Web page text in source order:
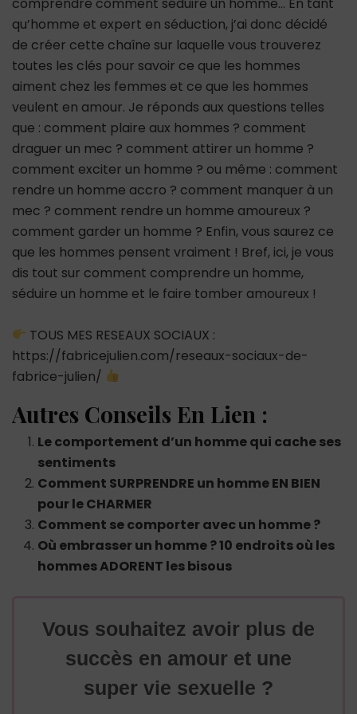
qu’homme et expert en séduction, j’ai donc décidé
de créer cette chaîne sur laquelle vous trouverez
toutes les clés pour savoir ce que les hommes
aiment chez les femmes et ce que les hommes
veulent en amour. Je réponds aux questions telles
que : comment plaire aux hommes ? comment
draguer un mec ? comment attirer un homme ?
comment exciter un homme ? ou même : comment
rendre un homme accro ? comment manquer à un
mec ? comment rendre un homme amoureux ?
comment garder un homme ? Enfin, vous saurez ce
que les hommes pensent vraiment ! Bref, ici, je vous
dis tout sur comment comprendre un homme,
séduire un homme et le faire tomber amoureux !
TOUS MES RESEAUX SOCIAUX :
https://fabricejulien.com/reseaux-sociaux-de-
fabrice-julien/
Autres Conseils En Lien :
Le comportement d’un homme qui cache ses
sentiments
Comment SURPRENDRE un homme EN BIEN
pour le CHARMER
Comment se comporter avec un homme ?
Où embrasser un homme ? 10 endroits où les
hommes ADORENT les bisous
Vous souhaitez avoir plus de
succès en amour et une
super vie sexuelle ?